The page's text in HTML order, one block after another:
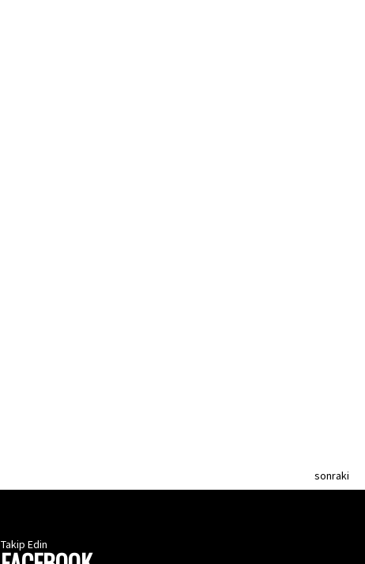
sonraki
Takip Edin